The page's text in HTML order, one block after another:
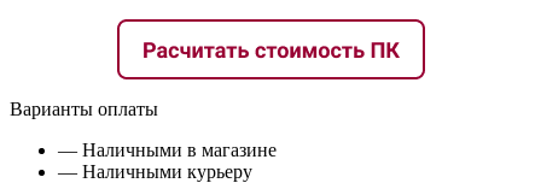
Варианты оплаты
— Наличными в магазине
— Наличными курьеру